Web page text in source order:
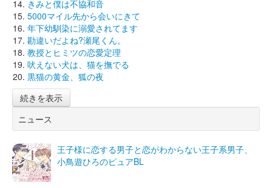
きみと僕は不協和音
5000マイル先から会いにきて
年下幼馴染に溺愛されてます
勘違いだよね?瀬尾くん。
教授とヒミツの恋愛定理
吠えない犬は、猫を撫でる
黒猫の黄金、狐の夜
続きを表示
ニュース
王子様に恋する男子と恋がわからない王子系男子、
小鳥遊ひろのピュアBL